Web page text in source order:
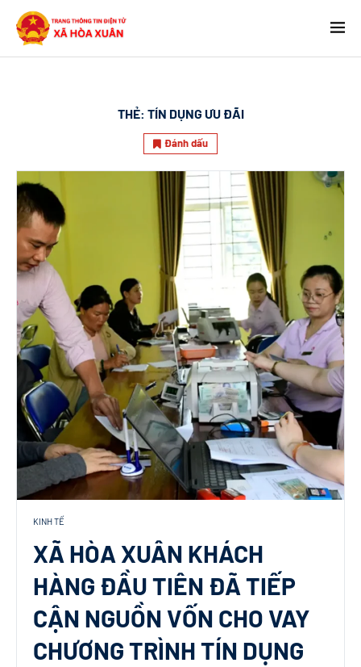
THẺ: TÍN DỤNG ƯU ĐÃI
Đánh dấu
KINH TẾ
XÃ HÒA XUÂN KHÁCH
HÀNG ĐẦU TIÊN ĐÃ TIẾP
CẬN NGUỒN VỐN CHO VAY
CHƯƠNG TRÌNH TÍN DỤNG